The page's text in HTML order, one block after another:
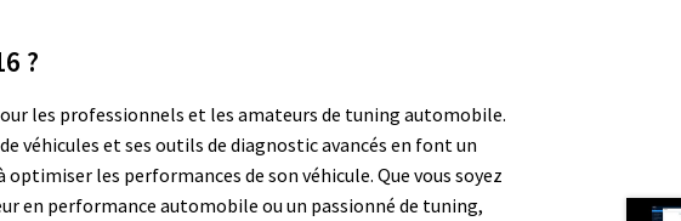
?
les professionnels et les amateurs de tuning automobile.
véhicules et ses outils de diagnostic avancés en font un
les performances de son véhicule. Que vous soyez
en performance automobile ou un passionné de tuning,